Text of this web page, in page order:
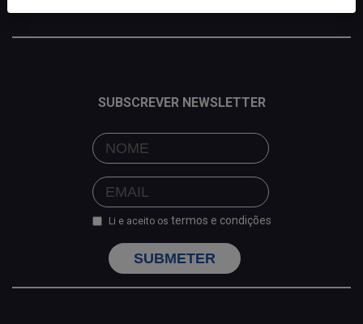
SUBSCREVER NEWSLETTER
Li e aceito os termos e condições
SUBMETER